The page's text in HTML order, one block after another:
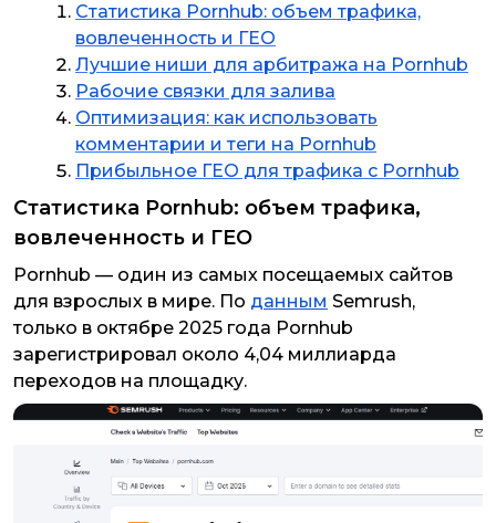
Статистика Pornhub: объем трафика,
вовлеченность и ГЕО
Лучшие ниши для арбитража на Pornhub
Рабочие связки для залива
Оптимизация: как использовать
комментарии и теги на Pornhub
Прибыльное ГЕО для трафика с Pornhub
Статистика Pornhub: объем трафика,
вовлеченность и ГЕО
Pornhub — один из самых посещаемых сайтов
для взрослых в мире. По данным Semrush,
только в октябре 2025 года Pornhub
зарегистрировал около 4,04 миллиарда
переходов на площадку.